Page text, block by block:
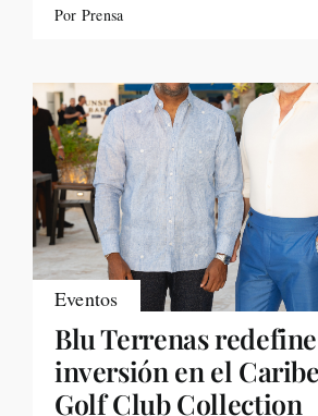
Por Prensa
Eventos
Blu Terrenas
inversión en el
Golf Club Collection